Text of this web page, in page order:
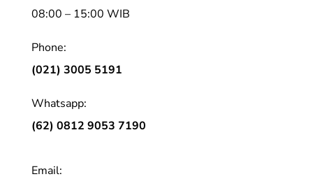
08:00 – 15:00 WIB
Phone:
(021) 3005 5191
Whatsapp:
(62) 0812 9053 7190
Email: